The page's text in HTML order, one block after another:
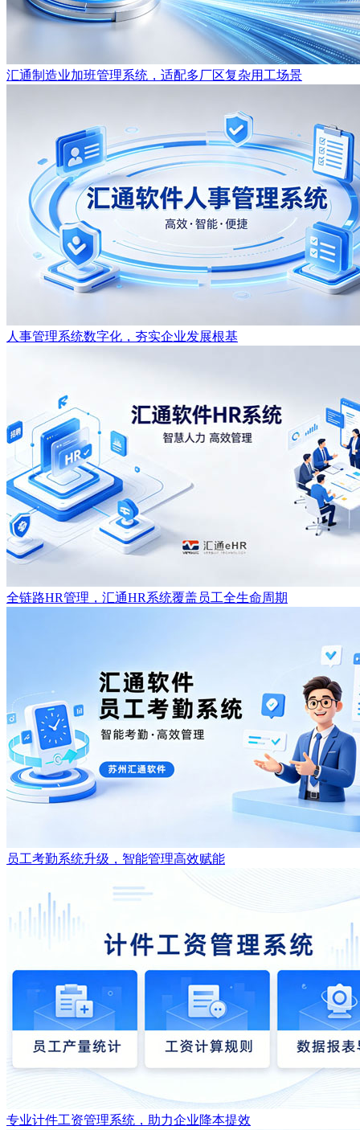
汇通制造业加班管理系统，适配多厂区复杂用工场景
人事管理系统数字化，夯实企业发展根基
全链路HR管理，汇通HR系统覆盖员工全生命周期
员工考勤系统升级，智能管理高效赋能
专业计件工资管理系统，助力企业降本提效